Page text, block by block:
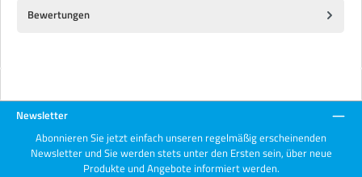
Bewertungen
Newsletter
Abonnieren Sie jetzt einfach unseren regelmäßig erscheinenden
Newsletter und Sie werden stets unter den Ersten sein, über neue
Produkte und Angebote informiert werden.